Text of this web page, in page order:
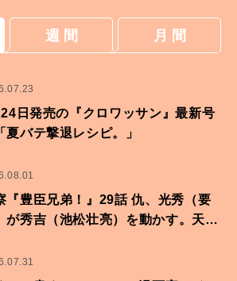
週 間 月 間
日発売の『クロワッサン』最新号
夏バテ撃退レシピ。」
『豊臣兄弟！』29話 仇、光秀（要
が秀吉（池松壮亮）を動かす。天下